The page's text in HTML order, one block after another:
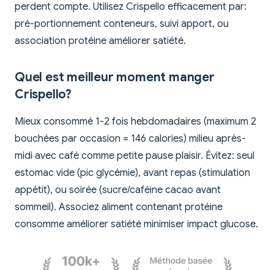
perdent compte. Utilisez Crispello efficacement par:
pré-portionnement conteneurs, suivi apport, ou
association protéine améliorer satiété.
Quel est meilleur moment manger
Crispello?
Mieux consommé 1-2 fois hebdomadaires (maximum 2
bouchées par occasion = 146 calories) milieu après-
midi avec café comme petite pause plaisir. Évitez: seul
estomac vide (pic glycémie), avant repas (stimulation
appétit), ou soirée (sucre/caféine cacao avant
sommeil). Associez aliment contenant protéine
consomme améliorer satiété minimiser impact glucose.